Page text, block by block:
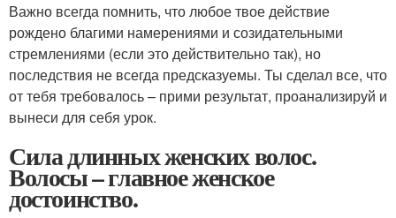
Важно всегда помнить, что любое твое действие
рождено благими намерениями и созидательными
стремлениями (если это действительно так), но
последствия не всегда предсказуемы. Ты сделал все, что
от тебя требовалось – прими результат, проанализируй и
вынеси для себя урок.
Сила длинных женских волос.
Волосы – главное женское
достоинство.